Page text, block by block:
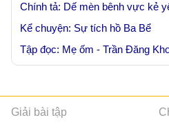
Chính tả: Dế mèn bênh vực kẻ
Kể chuyện: Sự tích hồ Ba Bể
Tập đọc: Mẹ ốm - Trần Đăng
Giải bài tập